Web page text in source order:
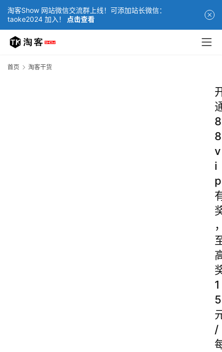
淘客Show 网站微信交流群上线！可添加站长微信：
taoke2024 加入！
点击查看
首页 淘客干货
8
8
v
i
p
1
5
/